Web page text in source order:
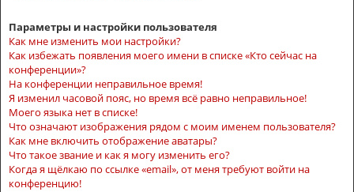
Параметры и настройки пользователя
Как мне изменить мои настройки?
Как избежать появления моего имени в списке «Кто сейчас на
конференции»?
На конференции неправильное время!
Я изменил часовой пояс, но время всё равно неправильное!
Моего языка нет в списке!
Что означают изображения рядом с моим именем пользователя?
Как мне включить отображение аватары?
Что такое звание и как я могу изменить его?
Когда я щёлкаю по ссылке «email», от меня требуют войти на
конференцию!